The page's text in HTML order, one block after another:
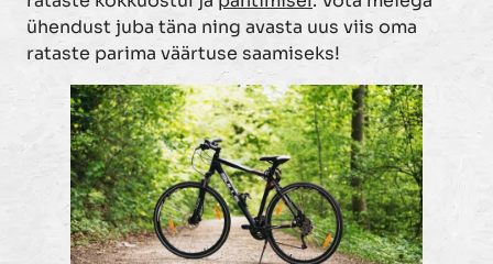
ühendust juba täna ning avasta uus viis oma
rataste parima väärtuse saamiseks!